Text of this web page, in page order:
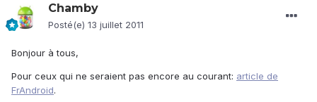
Chamby
Posté(e) 13 juillet 2011
Bonjour à tous,
Pour ceux qui ne seraient pas encore au courant: article de
FrAndroid.